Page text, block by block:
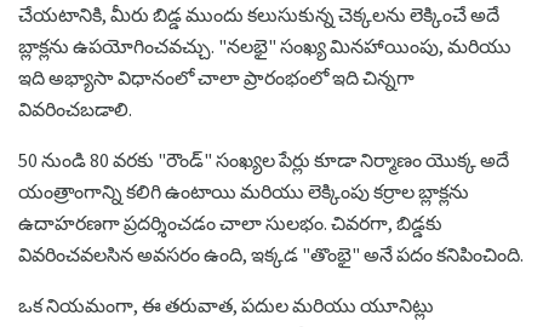
చేయటానికి, మీరు బిడ్డ ముందు కలుసుకున్న చెక్కలను లెక్కించే అదే
బ్లాక్లను ఉపయోగించవచ్చు. "నలభై" సంఖ్య మినహాయింపు, మరియు
ఇది అభ్యాసా విధానంలో చాలా ప్రారంభంలో ఇది చిన్నగా
వివరించబడాలి.
50 నుండి 80 వరకు "రౌండ్" సంఖ్యల పేర్లు కూడా నిర్మాణం యొక్క అదే
యంత్రాంగాన్ని కలిగి ఉంటాయి మరియు లెక్కింపు కర్రాల బ్లాక్లను
ఉదాహరణగా ప్రదర్శించడం చాలా సులభం. చివరగా, బిడ్డకు
వివరించవలసిన అవసరం ఉంది, ఇక్కడ "తొంభై" అనే పదం కనిపించింది.
ఒక నియమంగా, ఈ తరువాత, పదుల మరియు యూనిట్లు